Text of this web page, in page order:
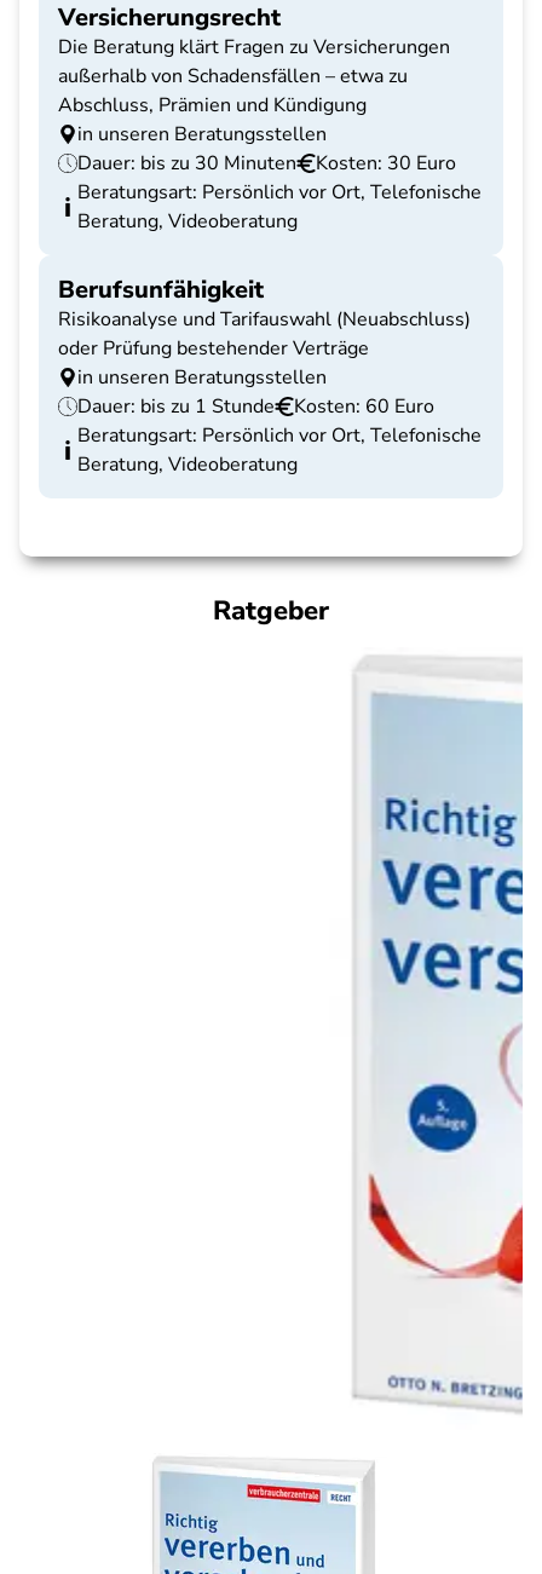
Versicherungsrecht
Die Beratung klärt Fragen zu Versicherungen
außerhalb von Schadensfällen – etwa zu
Abschluss, Prämien und Kündigung
in unseren Beratungsstellen
Dauer: bis zu 30 Minuten
Kosten: 30 Euro
Beratungsart: Persönlich vor Ort, Telefonische
Beratung, Videoberatung
Berufsunfähigkeit
Risikoanalyse und Tarifauswahl (Neuabschluss)
oder Prüfung bestehender Verträge
in unseren Beratungsstellen
Dauer: bis zu 1 Stunde
Kosten: 60 Euro
Beratungsart: Persönlich vor Ort, Telefonische
Beratung, Videoberatung
Ratgeber